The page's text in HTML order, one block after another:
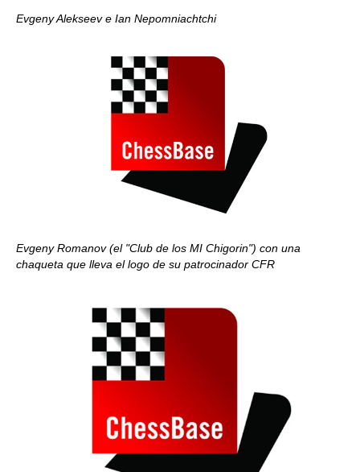
Evgeny Alekseev e Ian Nepomniachtchi
Evgeny Romanov (el "Club de los MI Chigorin") con una
chaqueta que lleva el logo de su patrocinador CFR